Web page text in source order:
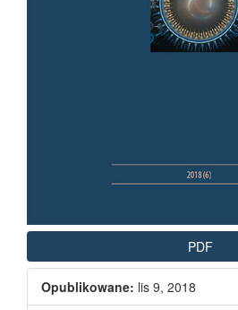
PDF
Opublikowane: lis 9, 2018